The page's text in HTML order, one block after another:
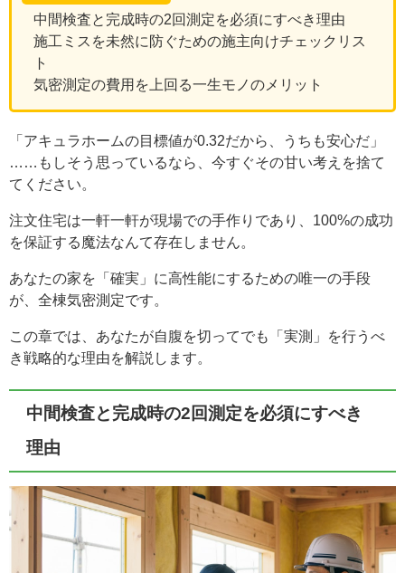
中間検査と完成時の2回測定を必須にすべき理由
施工ミスを未然に防ぐための施主向けチェックリス
ト
気密測定の費用を上回る一生モノのメリット
「アキュラホームの目標値が0.32だから、うちも安心だ」
……もしそう思っているなら、今すぐその甘い考えを捨て
てください。
注文住宅は一軒一軒が現場での手作りであり、100%の成功
を保証する魔法なんて存在しません。
あなたの家を「確実」に高性能にするための唯一の手段
が、全棟気密測定です。
この章では、あなたが自腹を切ってでも「実測」を行うべ
き戦略的な理由を解説します。
中間検査と完成時の2回測定を必須にすべき
理由